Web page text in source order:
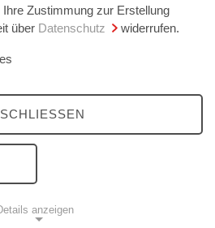
Zustimmung zur Erstellung
über Datenschutz widerrufen.
SCHLIESSEN
anzeigen